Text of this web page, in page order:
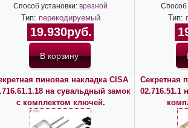
Способ установки: врезной
Тип: перекодируемый
19.930руб.
Способ
Тип:
пиновая накладка CISA
на сувальдный замок
с комплектом ключей.
Секретная
02.716.51.1